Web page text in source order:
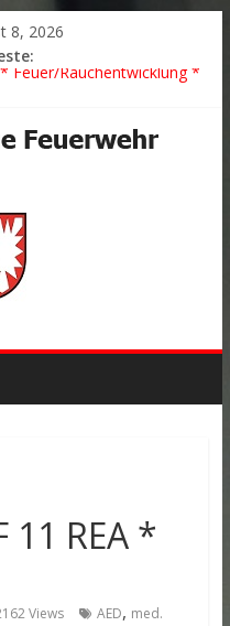
8, 2026
Feuer/Rauchentwicklung *
*
Aufzug *
* Hingstheide
11 REA *
Views AED, med.